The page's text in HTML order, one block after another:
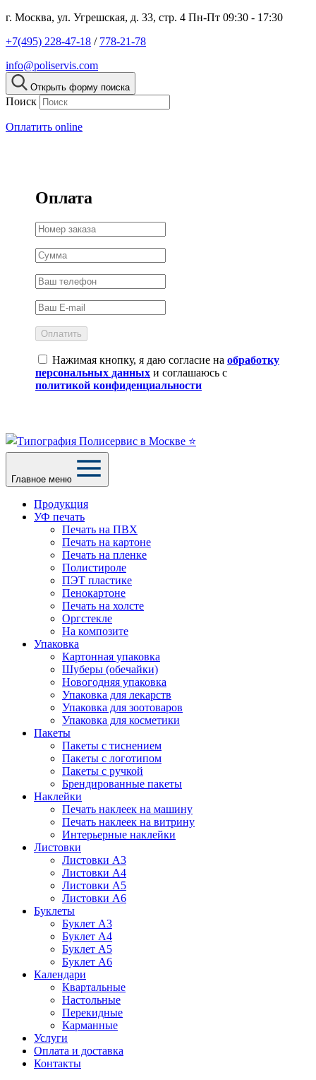
г. Москва, ул. Угрешская, д. 33, стр. 4 Пн-Пт 09:30 - 17:30
+7(495) 228-47-18 / 778-21-78
info@poliservis.com
Открыть форму поиска
Поиск
Оплатить online
Оплата
Оплатить
Нажимая кнопку, я даю согласие на обработку
персональных данных и соглашаюсь с
политикой конфиденциальности
Главное меню
Продукция
УФ печать
Печать на ПВХ
Печать на картоне
Печать на пленке
Полистироле
ПЭТ пластике
Пенокартоне
Печать на холсте
Оргстекле
На композите
Упаковка
Картонная упаковка
Шуберы (обечайки)
Новогодняя упаковка
Упаковка для лекарств
Упаковка для зоотоваров
Упаковка для косметики
Пакеты
Пакеты с тиснением
Пакеты с логотипом
Пакеты с ручкой
Брендированные пакеты
Наклейки
Печать наклеек на машину
Печать наклеек на витрину
Интерьерные наклейки
Листовки
Листовки А3
Листовки А4
Листовки А5
Листовки А6
Буклеты
Буклет А3
Буклет А4
Буклет А5
Буклет А6
Календари
Квартальные
Настольные
Перекидные
Карманные
Услуги
Оплата и доставка
Контакты